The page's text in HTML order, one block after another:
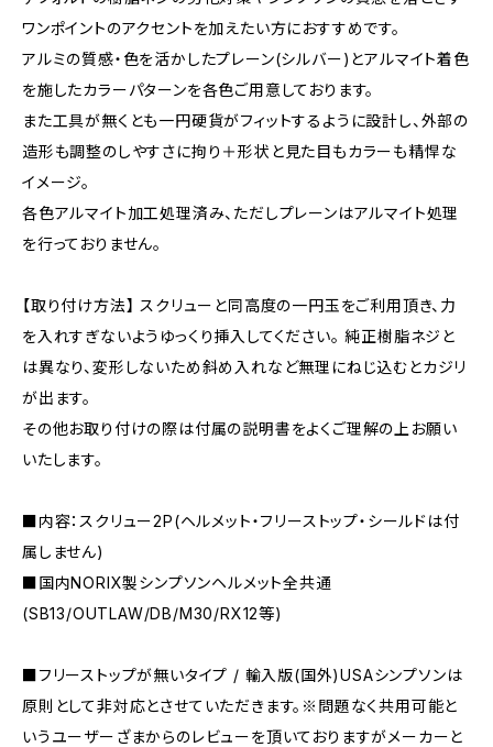
ワンポイントのアクセントを加えたい方におすすめです。
アルミの質感・色を活かしたプレーン(シルバー)とアルマイト着色
を施したカラーパターンを各色ご用意しております。
また工具が無くとも一円硬貨がフィットするように設計し、外部の
造形も調整のしやすさに拘り＋形状と見た目もカラーも精悍な
イメージ。
各色アルマイト加工処理済み、ただしプレーンはアルマイト処理
を行っておりません。
【取り付け方法】 スクリューと同高度の一円玉をご利用頂き、力
を入れすぎないようゆっくり挿入してください。 純正樹脂ネジと
は異なり、変形しないため斜め入れなど無理にねじ込むとカジリ
が出ます。
その他お取り付けの際は付属の説明書をよくご理解の上お願い
いたします。
■内容：スクリュー2P(ヘルメット・フリーストップ・シールドは付
属しません)
■国内NORIX製シンプソンヘルメット全共通
(SB13/OUTLAW/DB/M30/RX12等)
■フリーストップが無いタイプ / 輸入版(国外)USAシンプソンは
原則として非対応とさせていただきます。※問題なく共用可能と
いうユーザーざまからのレビューを頂いておりますがメーカーと